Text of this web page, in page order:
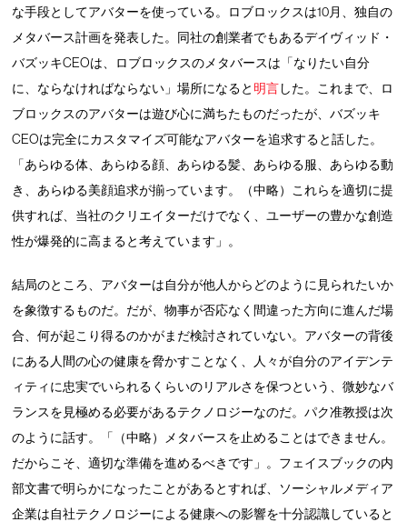
な手段としてアバターを使っている。ロブロックスは10月、独自の
メタバース計画を発表した。同社の創業者でもあるデイヴィッド・
バズッキCEOは、ロブロックスのメタバースは「なりたい自分
に、ならなければならない」場所になると 明言した。これまで、ロ
ブロックスのアバターは遊び心に満ちたものだったが、バズッキ
CEOは完全にカスタマイズ可能なアバターを追求すると話した。
「あらゆる体、あらゆる顔、あらゆる髪、あらゆる服、あらゆる動
き、あらゆる美顔追求が揃っています。（中略）これらを適切に提
供すれば、当社のクリエイターだけでなく、ユーザーの豊かな創造
性が爆発的に高まると考えています」。
結局のところ、アバターは自分が他人からどのように見られたいか
を象徴するものだ。だが、物事が否応なく間違った方向に進んだ場
合、何が起こり得るのかがまだ検討されていない。アバターの背後
にある人間の心の健康を脅かすことなく、人々が自分のアイデンテ
ィティに忠実でいられるくらいのリアルさを保つという、微妙なバ
ランスを見極める必要があるテクノロジーなのだ。パク准教授は次
のように話す。「（中略）メタバースを止めることはできません。
だからこそ、適切な準備を進めるべきです」。フェイスブックの内
部文書で明らかになったことがあるとすれば、ソーシャルメディア
企業は自社テクノロジーによる健康への影響を十分認識していると